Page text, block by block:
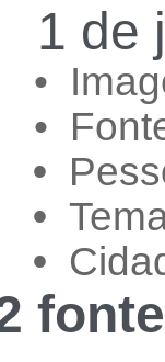
1 de
•
•
•
•
•